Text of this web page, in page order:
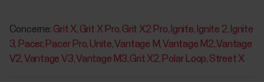
Concerne: Grit X Grit X Pro Grit X2 Pro Ignite Ignite 2 Ignite
3 Pacer Pacer Pro Unite Vantage M Vantage M2 Vantage
V2 Vantage V3 Vantage M3 Grit X2 Polar Loop Street X